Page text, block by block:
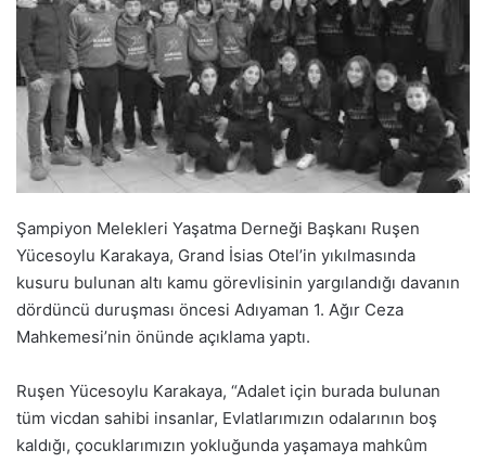
Şampiyon Melekleri Yaşatma Derneği Başkanı Ruşen
Yücesoylu Karakaya, Grand İsias Otel’in yıkılmasında
kusuru bulunan altı kamu görevlisinin yargılandığı davanın
dördüncü duruşması öncesi Adıyaman 1. Ağır Ceza
Mahkemesi’nin önünde açıklama yaptı.
Ruşen Yücesoylu Karakaya, “Adalet için burada bulunan
tüm vicdan sahibi insanlar, Evlatlarımızın odalarının boş
kaldığı, çocuklarımızın yokluğunda yaşamaya mahkûm